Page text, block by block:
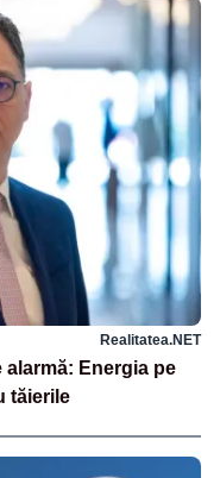
Realitatea.NET
Energia pe
tăierile